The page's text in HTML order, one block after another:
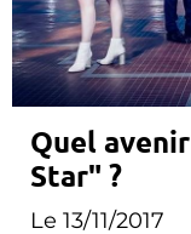
Quel
Star" ?
Le 13/11/2017